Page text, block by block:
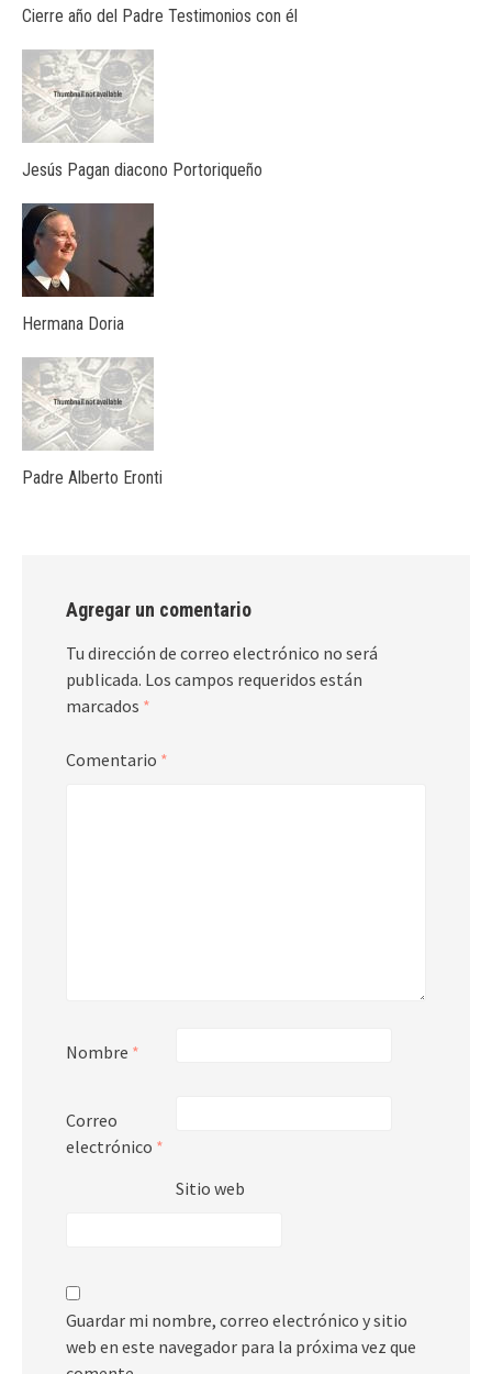
Cierre año del Padre Testimonios con él
Jesús Pagan diacono Portoriqueño
Hermana Doria
Padre Alberto Eronti
Agregar un comentario
Tu dirección de correo electrónico no será
publicada. Los campos requeridos están
marcados *
Comentario *
Nombre *
Correo
electrónico *
Sitio web
Guardar mi nombre, correo electrónico y sitio
web en este navegador para la próxima vez que